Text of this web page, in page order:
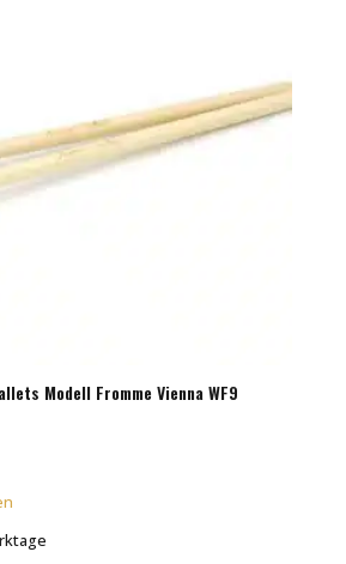
Modell Fromme Vienna WF9